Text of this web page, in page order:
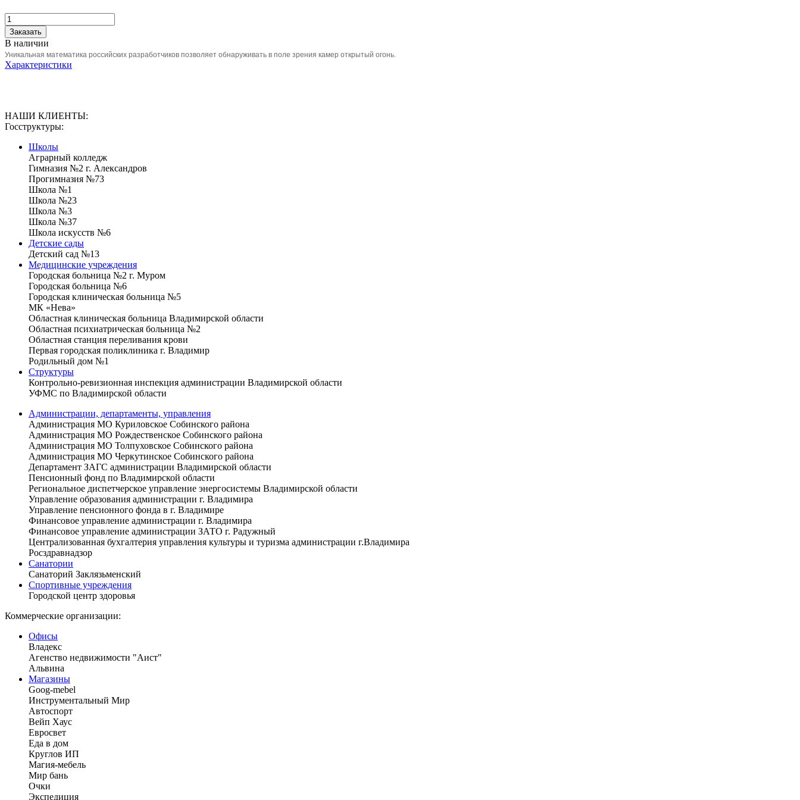
Заказать
В наличии
Уникальная математика российских разработчиков позволяет обнаруживать в поле зрения камер открытый огонь.
Характеристики
НАШИ КЛИЕНТЫ:
Госструктуры:
Школы
Аграрный колледж
Гимназия №2 г. Александров
Прогимназия №73
Школа №1
Школа №23
Школа №3
Школа №37
Школа искусств №6
Детские сады
Детский сад №13
Медицинские учреждения
Городская больница №2 г. Муром
Городская больница №6
Городская клиническая больница №5
МК «Нева»
Областная клиническая больница Владимирской области
Областная психиатрическая больница №2
Областная станция переливания крови
Первая городская поликлиника г. Владимир
Родильный дом №1
Структуры
Контрольно-ревизионная инспекция администрации Владимирской области
УФМС по Владимирской области
Администрации, департаменты, управления
Администрация МО Куриловское Собинского района
Администрация МО Рождественское Собинского района
Администрация МО Толпуховское Собинского района
Администрация МО Черкутинское Собинского района
Департамент ЗАГС администрации Владимирской области
Пенсионный фонд по Владимирской области
Региональное диспетчерское управление энергосистемы Владимирской области
Управление образования администрации г. Владимира
Управление пенсионного фонда в г. Владимире
Финансовое управление администрации г. Владимира
Финансовое управление администрации ЗАТО г. Радужный
Централизованная бухгалтерия управления культуры и туризма администрации г.Владимира
Росздравнадзор
Санатории
Санаторий Заклязьменский
Спортивные учреждения
Городской центр здоровья
Коммерческие организации:
Офисы
Владекс
Агенство недвижимости "Аист"
Альвина
Магазины
Goog-mebel
Инструментальный Мир
Автоспорт
Вейп Хаус
Евросвет
Еда в дом
Круглов ИП
Магия-мебель
Мир бань
Очки
Экспедиция